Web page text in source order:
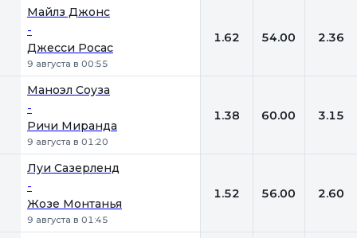
Майлз Джонс
-
Джесси Росас
9 августа в 00:55
1.62 54.00 2.36
Маноэл Соуза
-
Ричи Миранда
9 августа в 01:20
1.38 60.00 3.15
Луи Сазерленд
-
Жозе Монтанья
9 августа в 01:45
1.52 56.00 2.60